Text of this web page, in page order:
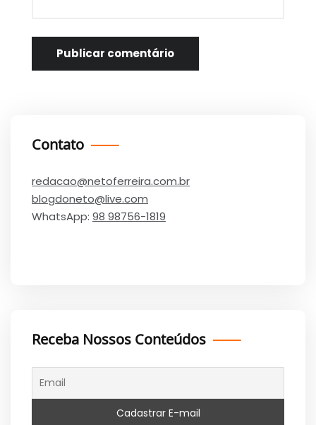
Contato
redacao@netoferreira.com.br
blogdoneto@live.com
WhatsApp: 98 98756-1819
Receba Nossos Conteúdos